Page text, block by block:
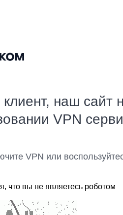
наш сайт
VPN
VPN или
что вы не являетесь роботом